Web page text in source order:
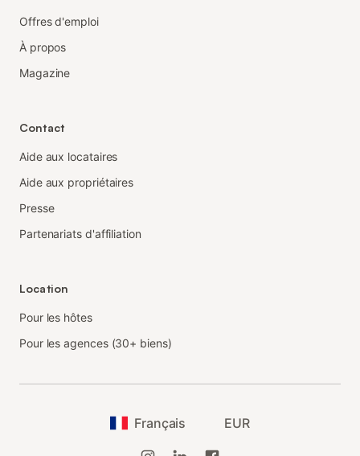
Offres d'emploi
À propos
Magazine
Contact
Aide aux locataires
Aide aux propriétaires
Presse
Partenariats d'affiliation
Location
Pour les hôtes
Pour les agences (30+ biens)
Français EUR